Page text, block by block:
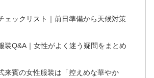
ェックリスト｜前日準備から天候対策
装Q&A｜女性がよく迷う疑問をまとめ
来賓の女性服装は「控えめな華やか